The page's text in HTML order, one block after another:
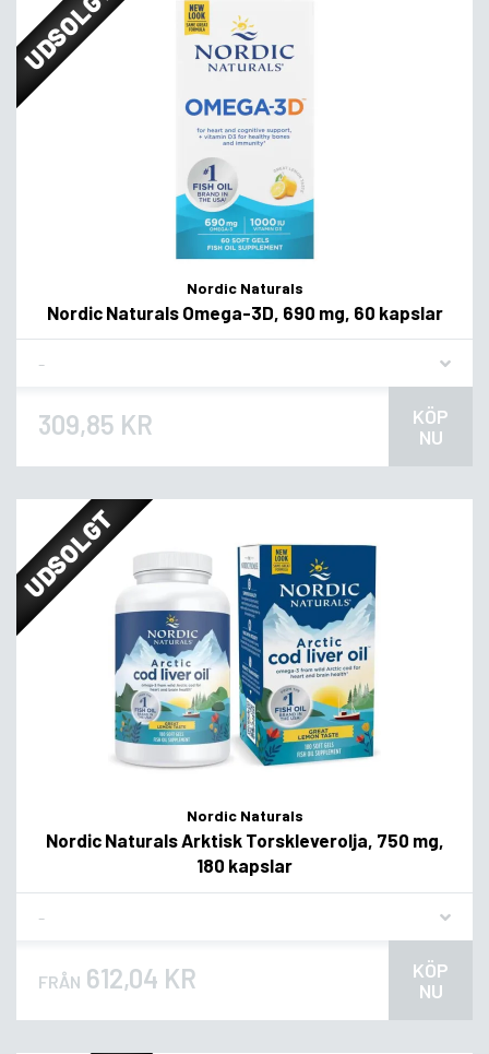
UDSOLGT
Nordic Naturals
Nordic Naturals Omega-3D, 690 mg, 60 kapslar
309,85 KR
KÖP
NU
UDSOLGT
Nordic Naturals
Nordic Naturals Arktisk Torskleverolja, 750 mg,
180 kapslar
FRÅN 612,04 KR
KÖP
NU